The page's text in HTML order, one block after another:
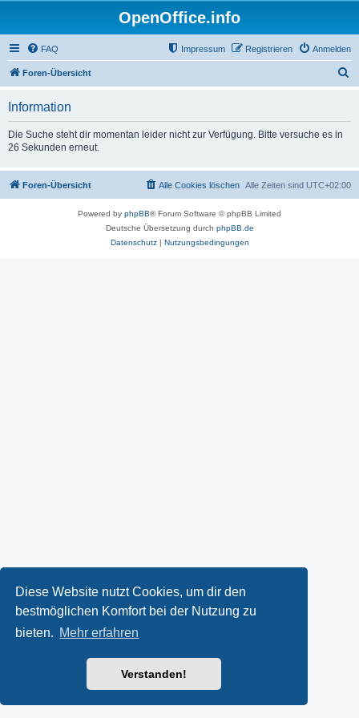
Diese Website nutzt Cookies, um dir den
bestmöglichen Komfort bei der Nutzung zu
bieten. Mehr erfahren
Verstanden!
OpenOffice.info
FAQ Anmelden
Registrieren
Impressum
Foren-Übersicht
Information
Die Suche steht dir momentan leider nicht zur Verfügung. Bitte versuche es in
26 Sekunden erneut.
Foren-Übersicht Alle Zeiten sind UTC+02:00
Alle Cookies löschen
Powered by phpBB® Forum Software © phpBB Limited
Deutsche Übersetzung durch phpBB.de
Datenschutz| Nutzungsbedingungen